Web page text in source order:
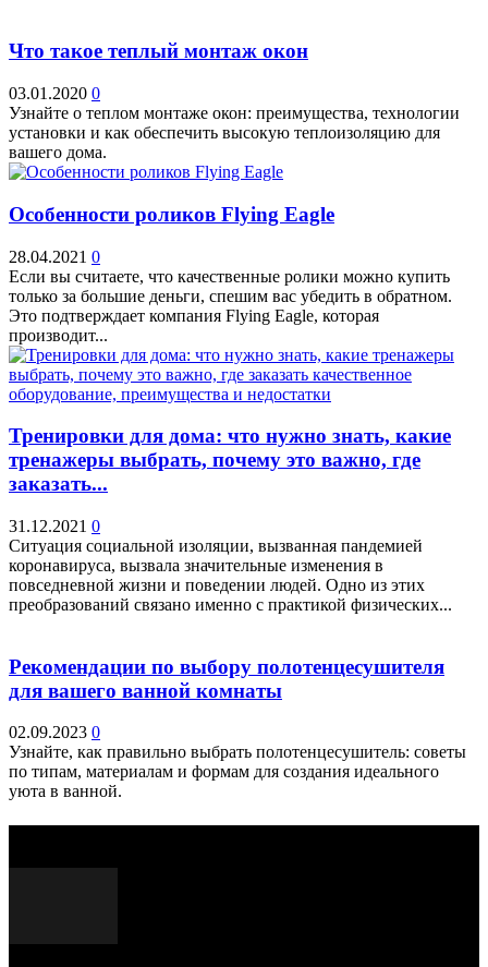
Что такое теплый монтаж окон
03.01.2020 0
Узнайте о теплом монтаже окон: преимущества, технологии
установки и как обеспечить высокую теплоизоляцию для
вашего дома.
Особенности роликов Flying Eagle
28.04.2021 0
Если вы считаете, что качественные ролики можно купить
только за большие деньги, спешим вас убедить в обратном.
Это подтверждает компания Flying Eagle, которая
производит...
Тренировки для дома: что нужно знать, какие
тренажеры выбрать, почему это важно, где
заказать...
31.12.2021 0
Ситуация социальной изоляции, вызванная пандемией
коронавируса, вызвала значительные изменения в
повседневной жизни и поведении людей. Одно из этих
преобразований связано именно с практикой физических...
Рекомендации по выбору полотенцесушителя
для вашего ванной комнаты
02.09.2023 0
Узнайте, как правильно выбрать полотенцесушитель: советы
по типам, материалам и формам для создания идеального
уюта в ванной.